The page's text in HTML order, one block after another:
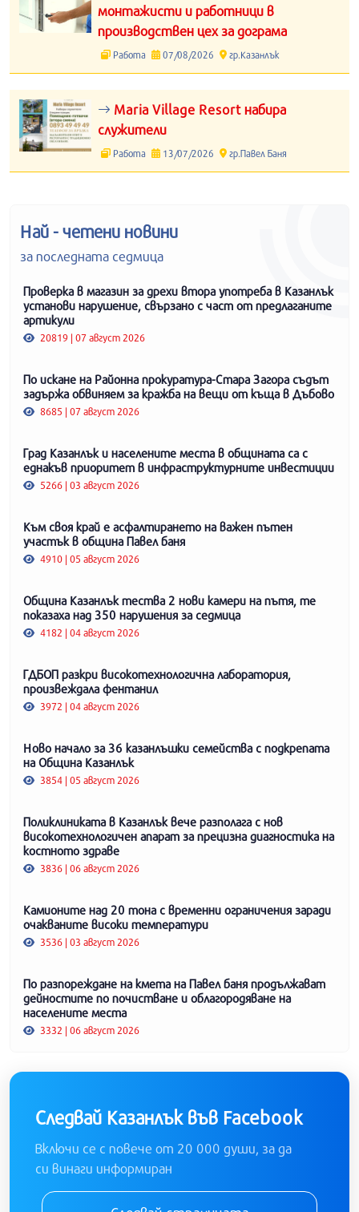
монтажисти и работници в
производствен цех за дограма
Работа 07/08/2026 гр.Казанлък
Maria Village Resort набира
служители
Работа 13/07/2026 гр.Павел Баня
Най - четени новини
за последната седмица
Проверка в магазин за дрехи втора употреба в Казанлък
установи нарушение, свързано с част от предлаганите
артикули
20819 | 07 август 2026
По искане на Районна прокуратура-Стара Загора съдът
задържа обвиняем за кражба на вещи от къща в Дъбово
8685 | 07 август 2026
Град Казанлък и населените места в общината са с
еднакъв приоритет в инфраструктурните инвестиции
5266 | 03 август 2026
Към своя край е асфалтирането на важен пътен
участък в община Павел баня
4910 | 05 август 2026
Община Казанлък тества 2 нови камери на пътя, те
показаха над 350 нарушения за седмица
4182 | 04 август 2026
ГДБОП разкри високотехнологична лаборатория,
произвеждала фентанил
3972 | 04 август 2026
Ново начало за 36 казанлъшки семейства с подкрепата
на Община Казанлък
3854 | 05 август 2026
Поликлиниката в Казанлък вече разполага с нов
високотехнологичен апарат за прецизна диагностика на
костното здраве
3836 | 06 август 2026
Камионите над 20 тона с временни ограничения заради
очакваните високи температури
3536 | 03 август 2026
По разпореждане на кмета на Павел баня продължават
дейностите по почистване и облагородяване на
населените места
3332 | 06 август 2026
Следвай Казанлък във Facebook
Включи се с повече от 20 000 души, за да
си винаги информиран